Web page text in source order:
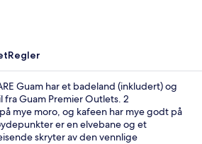
Regler
Guam har et badeland (inkludert) og
Guam Premier Outlets. 2
mye moro, og kafeen har mye godt på
er en elvebane og et
skryter av den vennlige